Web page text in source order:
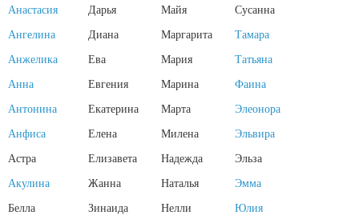
Анастасия
Дарья Майя
Сусанна
Ангелина
Диана Маргарита
Тамара
Анжелика
Ева Мария
Татьяна
Анна
Евгения Марина
Фаина
Антонина
Екатерина Марта
Элеонора
Анфиса
Елена Милена
Эльвира
Астра
Елизавета Надежда
Эльза
Акулина
Жанна Наталья
Эмма
Белла
Зинаида Нелли
Юлия